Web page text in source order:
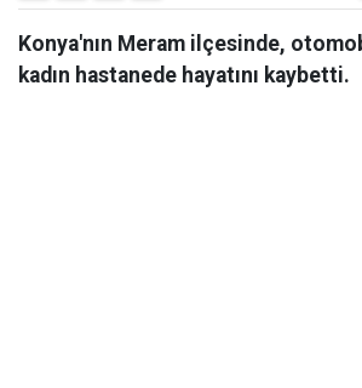
Konya'nın Meram ilçesinde,
kadın hastanede hayatını kaybetti.